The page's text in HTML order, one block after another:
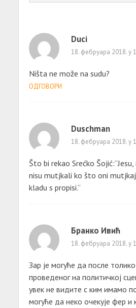
Duci
18. фебруара 2018. у
Ništa ne može na sudu?
ОДГОВОРИ
Duschman
18. фебруара 2018. у
Što bi rekao Srećko
nisu mutjkali ko što oni
kladu s propisi.”
Бранко Ивић
18. фебруара 2018. у
Зар је могуће да после
проведеног на политичкој
увек не видите с ким имамо
могуће да неко очекује фер и